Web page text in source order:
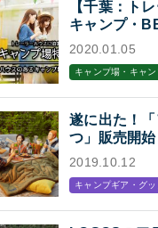
【千葉：ト
キャンプ・
レーラーハウ
2020.01.05
キャンプ場・キャン
遂に出た！
つ」販売開始
2019.10.12
キャンプギア・グ